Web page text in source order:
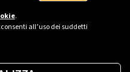
.
all’uso dei suddetti